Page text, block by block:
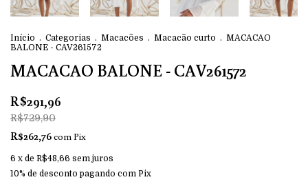
Início . Categorias . Macacões . Macacão curto . MACACAO
BALONE - CAV261572
MACACAO BALONE - CAV261572
R$291,96
R$729,90
R$262,76comPix
6 x de R$48,66 sem juros
10% de desconto pagando com Pix